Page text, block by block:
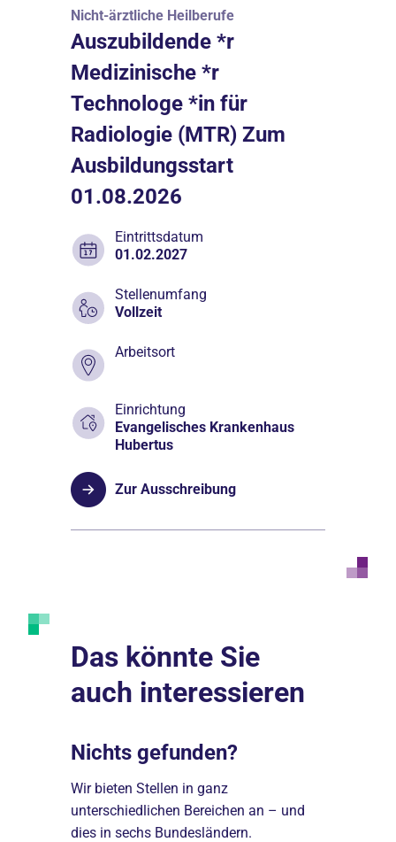
Nicht-ärztliche Heilberufe
Auszubildende *r
Medizinische *r
Technologe *in für
Radiologie (MTR) Zum
Ausbildungsstart
01.08.2026
Eintrittsdatum
01.02.2027
Stellenumfang
Vollzeit
Arbeitsort
Einrichtung
Evangelisches Krankenhaus
Hubertus
Zur Ausschreibung
Das könnte Sie
auch interessieren
Nichts gefunden?
Wir bieten Stellen in ganz
unterschiedlichen Bereichen an – und
dies in sechs Bundesländern.